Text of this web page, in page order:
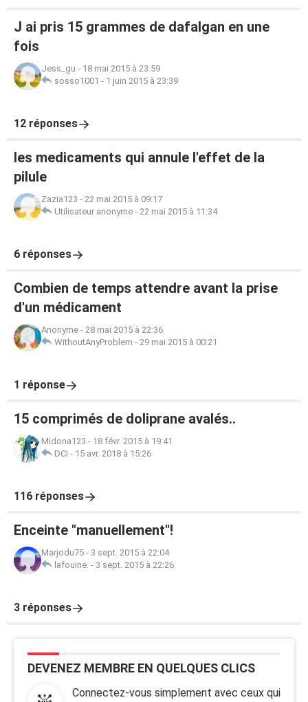
J ai pris 15 grammes de dafalgan en une
fois
Jess_gu - 18 mai 2015 à 23:59
sosso1001 - 1 juin 2015 à 23:39
12 réponses
les medicaments qui annule l'effet de la
pilule
Zazia123 - 22 mai 2015 à 09:17
Utilisateur anonyme - 22 mai 2015 à 11:34
6 réponses
Combien de temps attendre avant la prise
d'un médicament
Anonyme - 28 mai 2015 à 22:36
WithoutAnyProblem - 29 mai 2015 à 00:21
1 réponse
15 comprimés de doliprane avalés..
Midona123 - 18 févr. 2015 à 19:41
DCI - 15 avr. 2018 à 15:26
116 réponses
Enceinte "manuellement"!
Marjodu75 - 3 sept. 2015 à 22:04
lafouine. - 3 sept. 2015 à 22:26
3 réponses
DEVENEZ MEMBRE EN QUELQUES CLICS
Connectez-vous simplement avec ceux qui